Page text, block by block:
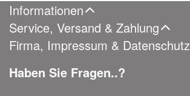
Informationen
Service, Versand & Zahlung
Firma, Impressum & Datenschutz
Haben Sie Fragen..?